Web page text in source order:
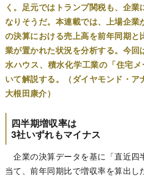
く。足元ではトランプ関税も、企業
なりそうだ。本連載では、上場企業
の決算における売上高を前年同期と
業が置かれた状況を分析する。今回
水ハウス、積水化学工業の「住宅
いて解説する。（ダイヤモンド・
大根田康介）
四半期増収率は
3社いずれもマイナス
企業の決算データを基に「直近四
当て、前年同期比で増収率を算出し